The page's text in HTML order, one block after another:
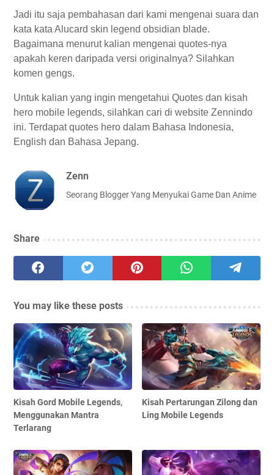
Jadi itu saja pembahasan dari kami mengenai suara dan
kata kata Alucard skin legend obsidian blade.
Bagaimana menurut kalian mengenai quotes-nya
apakah keren daripada versi originalnya? Silahkan
komen gengs.
Untuk kalian yang ingin mengetahui Quotes dan kisah
hero mobile legends, silahkan cari di website Zennindo
ini. Terdapat quotes hero dalam Bahasa Indonesia,
English dan Bahasa Jepang.
Zenn
Seorang Blogger Yang Menyukai Game Dan Anime
Share
You may like these posts
Kisah Gord Mobile Legends,
Menggunakan Mantra
Terlarang
Kisah Pertarungan Zilong dan
Ling Mobile Legends